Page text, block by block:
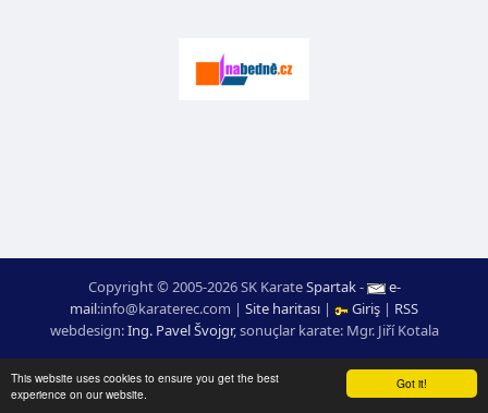
Got it!
This website uses cookies to ensure you get the best
experience on our website.
Copyright © 2005-2026 SK KarateSpartak-
e-
mail:moc.ceretarak@ofni | Site haritası | Giriş | RSS
webdesign:Ing. Pavel Švojgr,sonuçlar karate: Mgr. Jiří Kotala